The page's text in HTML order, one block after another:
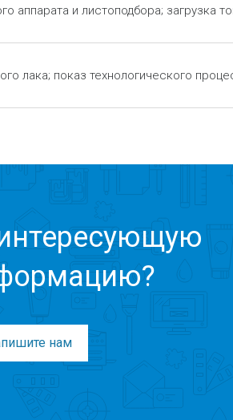
аппарата и листоподбора; загрузка
лака; показ технологического
нам